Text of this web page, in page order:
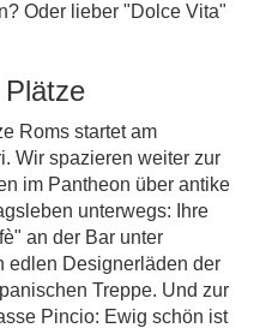
Oder lieber "Dolce Vita"
Roms startet am
Wir spazieren weiter zur
im Pantheon über antike
unterwegs: Ihre
an der Bar unter
edlen Designerläden der
Treppe. Und zur
Pincio: Ewig schön ist